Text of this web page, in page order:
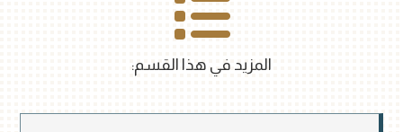
المزيد في هذا القسم: